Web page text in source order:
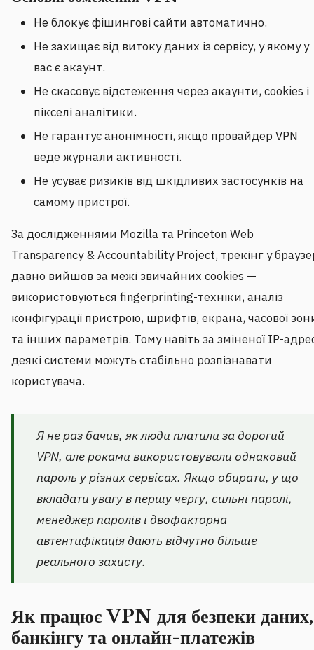
Не блокує фішингові сайти автоматично.
Не захищає від витоку даних із сервісу, у якому у
вас є акаунт.
Не скасовує відстеження через акаунти, cookies і
пікселі аналітики.
Не гарантує анонімності, якщо провайдер VPN
веде журнали активності.
Не усуває ризиків від шкідливих застосунків на
самому пристрої.
За дослідженнями Mozilla та Princeton Web
Transparency & Accountability Project, трекінг у
давно вийшов за межі звичайних cookies —
використовуються fingerprinting-техніки, аналіз
конфігурації пристрою, шрифтів, екрана, часової
та інших параметрів. Тому навіть за зміненої IP-
деякі системи можуть стабільно розпізнавати
користувача.
Я не раз бачив, як люди платили за дорогий
VPN, але роками використовували однаковий
пароль у різних сервісах. Якщо обирати, у що
вкладати увагу в першу чергу, сильні паролі,
менеджер паролів і двофакторна
автентифікація дають відчутно більше
реального захисту.
Як працює VPN для безпеки даних,
банкінгу та онлайн-платежів